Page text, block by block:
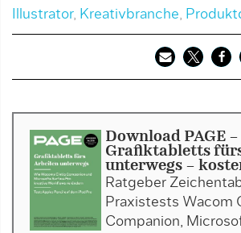
Illustrator, Kreativbranche,
Download PAGE -
Grafiktabletts
unterwegs -
Ratgeber
Praxistests Wacom
Companion,